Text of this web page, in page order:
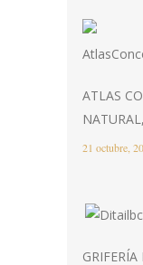
ATLAS
21 octubre,